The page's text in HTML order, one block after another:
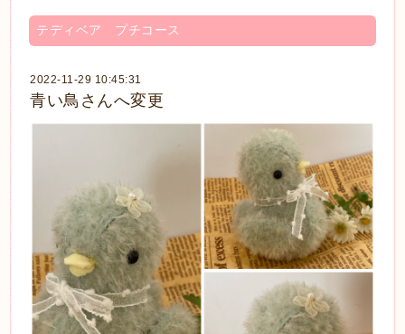
テディベア プチコース
2022-11-29 10:45:31
青い鳥さんへ変更